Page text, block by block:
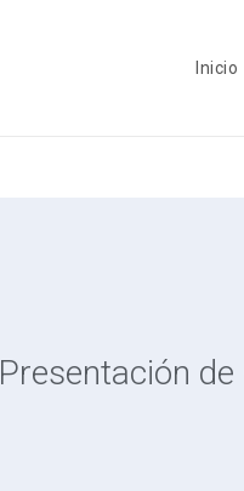
Inicio
Presentación